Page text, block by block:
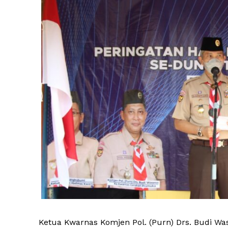
Ketua Kwarnas Komjen Pol. (Purn) Drs. Budi